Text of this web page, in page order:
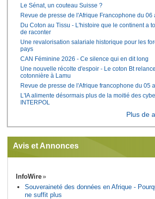
Le Sénat, un couteau Suisse ?
Revue de presse de l'Afrique Francophone du 06
Du Coton au Tissu - L'histoire que le continent a
de raconter
Une revalorisation salariale historique pour les
pays
CAN Féminine 2026 - Ce silence qui en dit long
Une nouvelle récolte d'espoir - Le coton Bt
cotonnière à Lamu
Revue de presse de l'Afrique francophone du 05
L'IA alimente désormais plus de la moitié des
INTERPOL
Plus de
Avis et Annonces
InfoWire
Souveraineté des données en Afrique -
ne suffit plus